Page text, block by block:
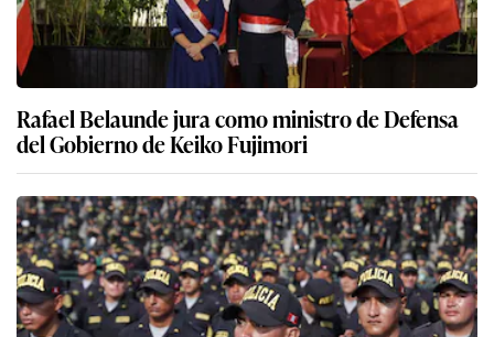
Rafael Belaunde jura como ministro de Defensa
del Gobierno de Keiko Fujimori